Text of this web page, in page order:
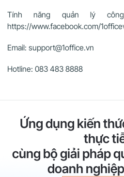
Tính năng quản lý
https://www.facebook.com/
Email: support@1office.vn
Hotline: 083 483 8888
Ứng dụng kiến
thực
cùng bộ giải pháp
doanh